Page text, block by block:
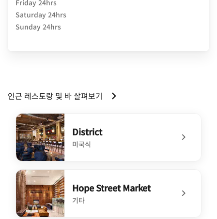
Friday 24hrs
Saturday 24hrs
Sunday 24hrs
인근 레스토랑 및 바 살펴보기
District
미국식
undefined District
Hope Street Market
기타